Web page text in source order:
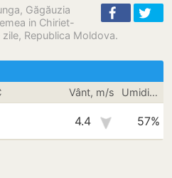
Găgăuzia
in Chiriet-
Republica Moldova.
Vânt, m/s Umiditate
4.4 57%